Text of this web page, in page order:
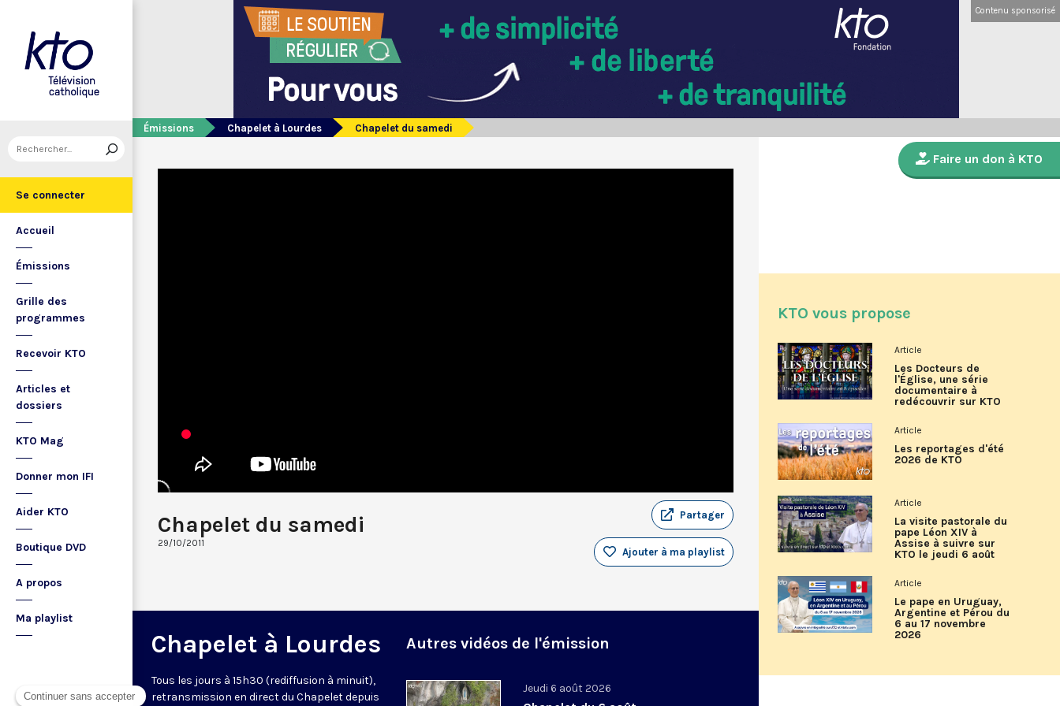
Se connecter
Accueil
Émissions
Grille des
programmes
Recevoir KTO
Articles et
dossiers
KTO Mag
Donner mon IFI
Aider KTO
Boutique DVD
A propos
Ma playlist
Contenu sponsorisé
Émissions Chapelet à Lourdes Chapelet du samedi
Chapelet du samedi
29/10/2011
Partager
Ajouter à ma playlist
Chapelet à Lourdes
Tous les jours à 15h30 (rediffusion à minuit),
retransmission en direct du Chapelet depuis
Autres vidéos de l'émission
Jeudi 6 août 2026
Faire un don à KTO
KTO vous propose
Article
Les Docteurs de
l'Église, une série
documentaire à
redécouvrir sur KTO
Article
Les reportages d'été
2026 de KTO
Article
La visite pastorale du
pape Léon XIV à
Assise à suivre sur
KTO le jeudi 6 août
Article
Le pape en Uruguay,
Argentine et Pérou du
6 au 17 novembre
2026